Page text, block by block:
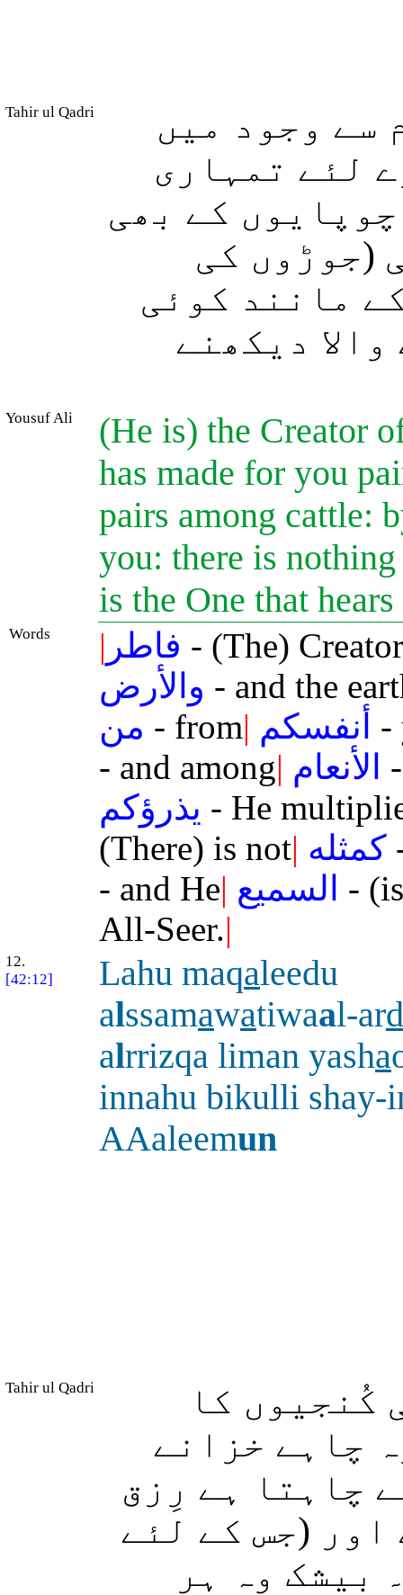
Tahir ul Qadri
سے وجود میں
لئے تمہاری
کے بھی
(جوڑوں کی
مانند کوئی
دیکھنے
Yousuf Ali
(He is) the Creator
has made for you
pairs among cattle:
you: there is
is the One that
Words | فاطر - (The) Creator
والأرض - and the
من - from| أنفسكم -
- and among| الأنعام
يذرؤكم - He
(There) is not| كمثله
- and He| السميع -
All-Seer.|
12.
[42:12]
Lahu maqaleedu
alssamawatiwaal-ard
alrrizqa liman yasha
innahu bikulli shay-
AAaleemun
Tahir ul Qadri
کُنجیوں کا
چاہے خزانے
چاہتا ہے رِزق
(جس کے لئے
بیشک وہ ہر